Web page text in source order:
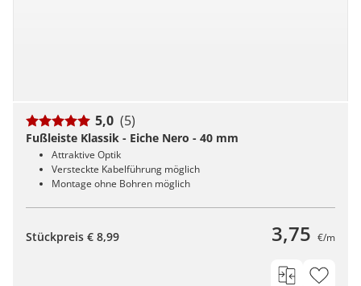
5,0 (5)
Fußleiste Klassik - Eiche Nero - 40 mm
Attraktive Optik
Versteckte Kabelführung möglich
Montage ohne Bohren möglich
Stückpreis € 8,99 3,75 €/m